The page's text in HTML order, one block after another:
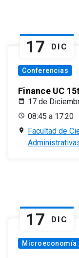
17 DIC
Conferencias
Finance UC
17 de
08:45 a 17:20
Facultad de
17 DIC
Microeconomía